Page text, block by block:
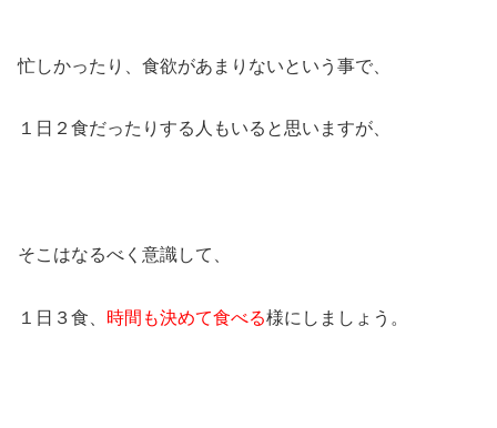
忙しかったり、食欲があまりないという事で、
１日２食だったりする人もいると思いますが、
そこはなるべく意識して、
１日３食、 時間も決めて食べる様にしましょう。